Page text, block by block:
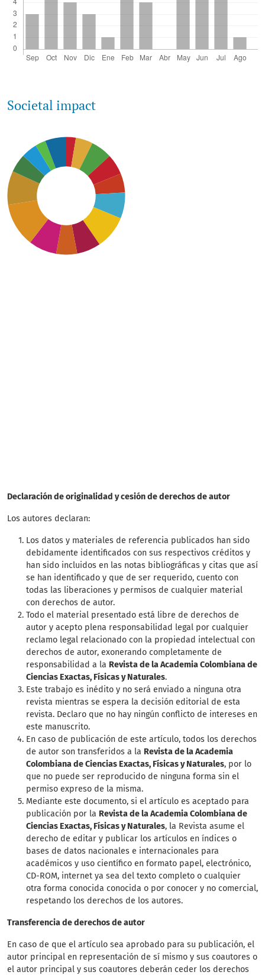
Societal impact
Declaración de originalidad y cesión de derechos de autor
Los autores declaran:
Los datos y materiales de referencia publicados han sido
debidamente identificados con sus respectivos créditos y
han sido incluidos en las notas bibliográficas y citas que así
se han identificado y que de ser requerido, cuento con
todas las liberaciones y permisos de cualquier material
con derechos de autor.
Todo el material presentado está libre de derechos de
autor y acepto plena responsabilidad legal por cualquier
reclamo legal relacionado con la propiedad intelectual con
derechos de autor, exonerando completamente de
responsabilidad a la Revista de la Academia Colombiana de
Ciencias Exactas, Físicas y Naturales.
Este trabajo es inédito y no será enviado a ninguna otra
revista mientras se espera la decisión editorial de esta
revista. Declaro que no hay ningún conflicto de intereses en
este manuscrito.
En caso de publicación de este artículo, todos los derechos
de autor son transferidos a la Revista de la Academia
Colombiana de Ciencias Exactas, Físicas y Naturales, por lo
que no puede ser reproducido de ninguna forma sin el
permiso expreso de la misma.
Mediante este documento, si el artículo es aceptado para
publicación por la Revista de la Academia Colombiana de
Ciencias Exactas, Físicas y Naturales, la Revista asume el
derecho de editar y publicar los artículos en índices o
bases de datos nacionales e internacionales para
académicos y uso científico en formato papel, electrónico,
CD-ROM, internet ya sea del texto completo o cualquier
otra forma conocida conocida o por conocer y no comercial,
respetando los derechos de los autores.
Transferencia de derechos de autor
En caso de que el artículo sea aprobado para su publicación, el
autor principal en representación de sí mismo y sus coautores o
el autor principal y sus coautores deberán ceder los derechos